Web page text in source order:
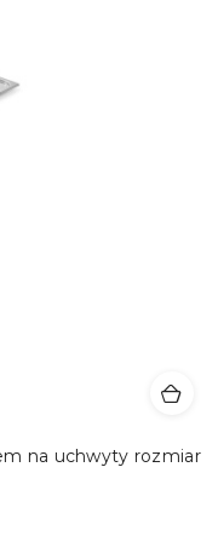
na uchwyty rozmiar